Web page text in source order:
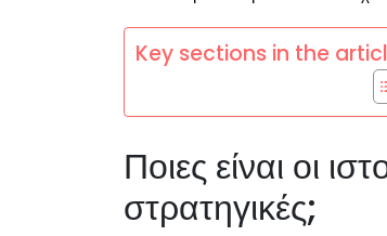
Key sections in the
Ποιες είναι οι
στρατηγικές;